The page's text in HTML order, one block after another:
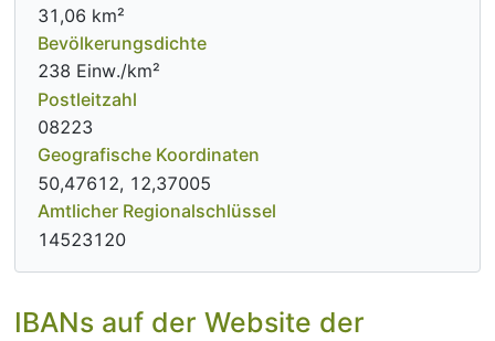
31,06 km²
Bevölkerungsdichte
238 Einw./km²
Postleitzahl
08223
Geografische Koordinaten
50,47612, 12,37005
Amtlicher Regionalschlüssel
14523120
IBANs auf der Website der